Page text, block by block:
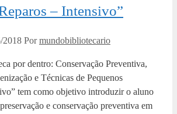
– Intensivo”
2018 Pormundobibliotecario
por dentro: Conservação Preventiva,
e Técnicas de Pequenos
tem como objetivo introduzir o aluno
e conservação preventiva em